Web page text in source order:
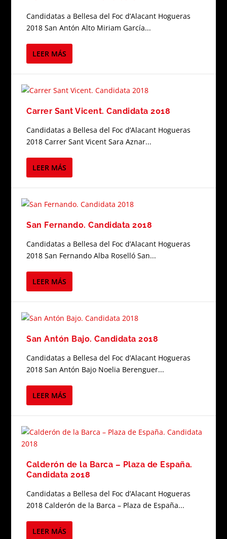
Candidatas a Bellesa del Foc d’Alacant Hogueras
2018 San Antón Alto Miriam García...
LEER MÁS
Carrer Sant Vicent. Candidata 2018
Candidatas a Bellesa del Foc d’Alacant Hogueras
2018 Carrer Sant Vicent Sara Aznar...
LEER MÁS
San Fernando. Candidata 2018
Candidatas a Bellesa del Foc d’Alacant Hogueras
2018 San Fernando Alba Roselló San...
LEER MÁS
San Antón Bajo. Candidata 2018
Candidatas a Bellesa del Foc d’Alacant Hogueras
2018 San Antón Bajo Noelia Berenguer...
LEER MÁS
Calderón de la Barca – Plaza de España.
Candidata 2018
Candidatas a Bellesa del Foc d’Alacant Hogueras
2018 Calderón de la Barca – Plaza de España...
LEER MÁS